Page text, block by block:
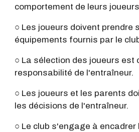
comportement de leurs
○ Les joueurs doivent prendre
équipements fournis par le
○ La sélection des joueurs est
responsabilité de l'entraîneur.
○ Les joueurs et les parents
les décisions de l'entraîneur.
○ Le club s'engage à encadrer